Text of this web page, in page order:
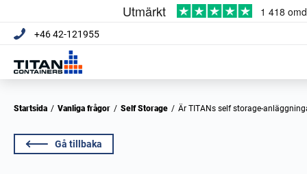
+46 42-121955
Startsida / Vanliga frågor / Self Storage / Är TITANs self storage-
Gå tillbaka